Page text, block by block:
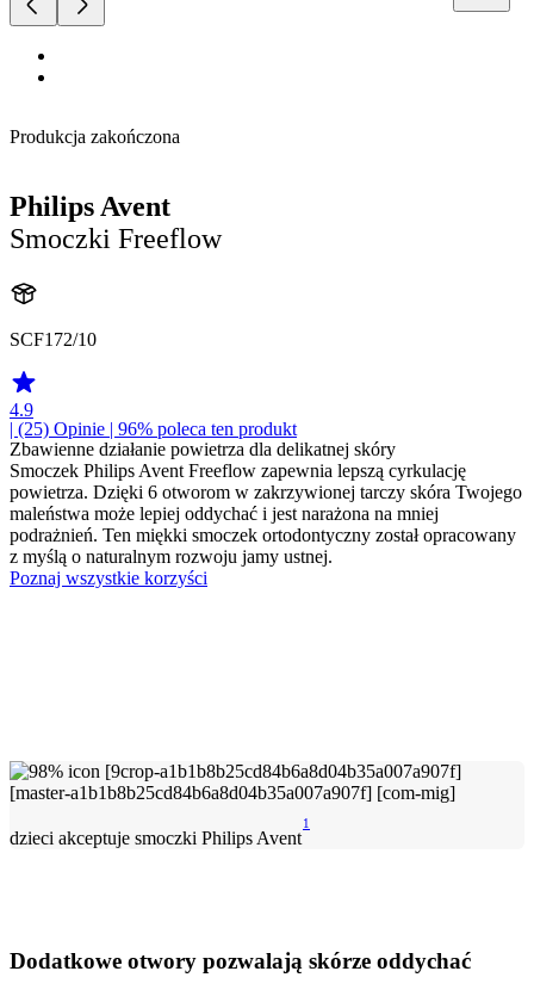
Produkcja zakończona
Philips Avent
Smoczki Freeflow
SCF172/10
4.9
| (25) Opinie | 96% poleca ten produkt
Zbawienne działanie powietrza dla delikatnej skóry
Smoczek Philips Avent Freeflow zapewnia lepszą cyrkulację
powietrza. Dzięki 6 otworom w zakrzywionej tarczy skóra Twojego
maleństwa może lepiej oddychać i jest narażona na mniej
podrażnień. Ten miękki smoczek ortodontyczny został opracowany
z myślą o naturalnym rozwoju jamy ustnej.
Poznaj wszystkie korzyści
dzieci akceptuje smoczki Philips Avent
1
Dodatkowe otwory pozwalają skórze oddychać